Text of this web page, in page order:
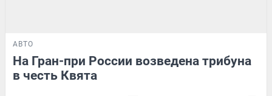
АВТО
На Гран-при России возведена трибуна
в честь Квята